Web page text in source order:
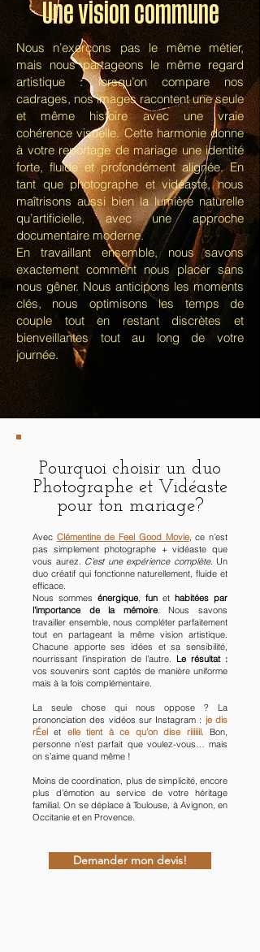
Une vision commune
Nous n’exerçons pas le même métier,
mais nous partageons le même regard
artistique : lorsqu’on compare nos
cadrages, nos images racontent une seule
et même histoire avec une vraie
cohérence visuelle. Cette harmonie donne
à votre reportage de mariage une identité
forte, fluide et profondément alignée. En
tant que photographe et vidéaste, nous
maîtrisons aussi bien la lumière naturelle
qu’artificielle, avec une approche
documentaire moderne.
En travaillant ensemble, nous savons
exactement comment nous placer sans
nous gêner. Nous anticipons les moments
clés, nous optimisons les temps de
couple tout en restant discrètes et
bienveillantes tout au long de votre
journée.
Pourquoi choisir un duo
Photographe et Vidéaste
pour ton mariage?
Avec Clémentine de Feel Good Movie, ce n’est
pas simplement photographe + vidéaste que
vous aurez. C’est une expérience complète. Un
duo créatif qui fonctionne naturellement, fluide et
efficace.
Nous sommes énergique, fun et habitées par
l'importance de la mémoire. Nous savons
travailler ensemble, nous compléter parfaitement
tout en partageant la même vision artistique.
Chacune apporte ses idées et sa sensibilité,
nourrissant l’inspiration de l’autre. Le résultat :
vos souvenirs sont captés de manière uniforme
mais à la fois complémentaire.
La seule chose qui nous oppose ? La
prononciation des vidéos sur Instagram : je dis
rÉel et elle tient à ce qu’on dise riiiiiil. Bon,
personne n’est parfait que voulez-vous… mais
on s’aime quand même !
Moins de coordination, plus de simplicité, encore
plus d’émotion au service de votre héritage
familial. On se déplace à Toulouse, à Avignon, en
Occitanie et en Provence.
Demander mon devis!